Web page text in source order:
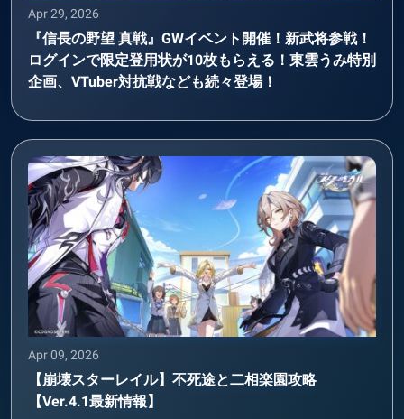
Apr 29, 2026
『信長の野望 真戦』GWイベント開催！新武将参戦！
ログインで限定登用状が10枚もらえる！東雲うみ特別
企画、VTuber対抗戦なども続々登場！
Apr 09, 2026
【崩壊スターレイル】不死途と二相楽園攻略
【Ver.4.1最新情報】